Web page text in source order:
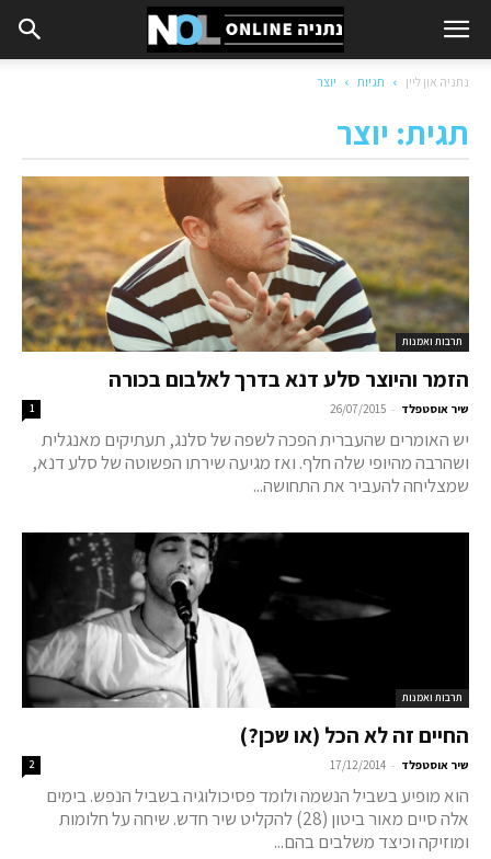
נתניה און ליין תגיות יוצר
תגית: יוצר
תרבות ואמנות
הזמר והיוצר סלע דנא בדרך לאלבום בכורה
שיר אוסטפלד -
26/07/2015
1
יש האומרים שהעברית הפכה לשפה של סלנג, תעתיקים מאנגלית
ושהרבה מהיופי שלה חלף. ואז מגיעה שירתו הפשוטה של סלע דנא,
שמצליחה להעביר את התחושה...
תרבות ואמנות
החיים זה לא הכל (או שכן?)
שיר אוסטפלד -
17/12/2014
2
הוא מופיע בשביל הנשמה ולומד פסיכולוגיה בשביל הנפש. בימים
אלה סיים מאור ביטון (28) להקליט שיר חדש. שיחה על חלומות
ומוזיקה וכיצד משלבים בהם...